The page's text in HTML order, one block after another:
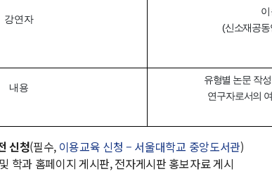
강연자
(신소재공
내용
유형별 논문 작
연구자로서의
신청(필수, 이용교육 신청 – 서울대학교 중앙도서관)
학과 홈페이지 게시판, 전자게시판 홍보자료 게시